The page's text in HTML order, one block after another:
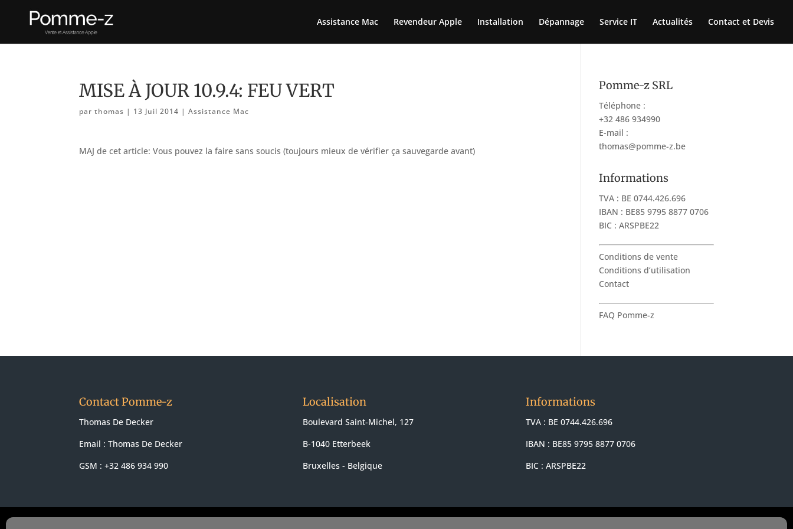
Assistance Mac Revendeur Apple Installation Dépannage Service IT Actualités Contact et Devis
MISE À JOUR 10.9.4: FEU VERT
parthomas | 13 Juil 2014 |Assistance Mac
MAJ de cet article: Vous pouvez la faire sans soucis (toujours mieux de vérifier ça sauvegarde avant)
Pomme-z SRL
Téléphone :
+32 486 934990
E-mail :
thomas@pomme-z.be
Informations
TVA : BE 0744.426.696
IBAN : BE85 9795 8877 0706
BIC : ARSPBE22
Conditions de vente
Conditions d’utilisation
Contact
FAQ Pomme-z
Contact Pomme-z
Thomas De Decker
Email :Thomas De Decker
GSM : +32 486 934 990
Localisation
Boulevard Saint-Michel, 127
B-1040 Etterbeek
Bruxelles - Belgique
Informations
TVA : BE 0744.426.696
IBAN : BE85 9795 8877 0706
BIC : ARSPBE22